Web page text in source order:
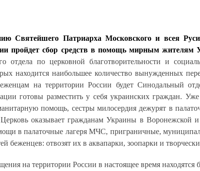
Святейшего Патриарха Московского и всея
пройдет сбор средств в помощь мирным
отдела по церковной благотворительности и
находится наибольшее количество вынужденных
на территории России будет Синодальный
готовы разместить у себя украинских граждан.
помощь, сестры милосердия дежурят в
оказывает гражданам Украины в Воронежской и
в палаточные лагеря МЧС, приграничные,
беженцев: отвозят их в аквапарки, зоопарки и
на территории России в настоящее время находятся